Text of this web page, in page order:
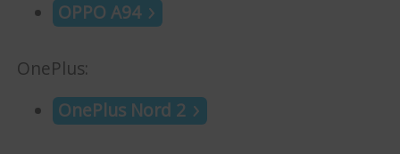
OPPO A94
OnePlus:
OnePlus Nord 2